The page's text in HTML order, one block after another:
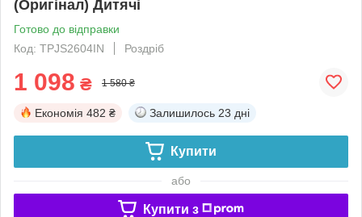
(Оригінал) Дитячі
Готово до відправки
Код: TPJS2604IN
Роздріб
1 098 ₴ 1 580 ₴
Економія 482 ₴ Залишилось 23 дні
Купити
або
Купити з